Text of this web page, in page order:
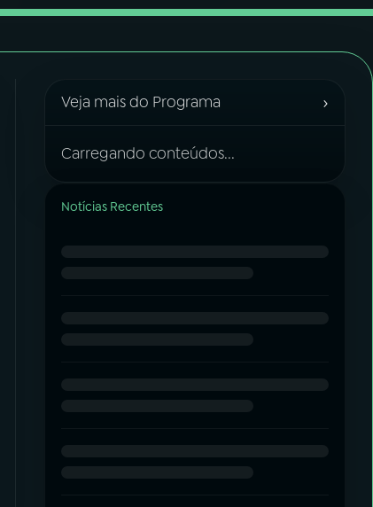
Veja mais do Programa ›
Carregando conteúdos...
Notícias Recentes